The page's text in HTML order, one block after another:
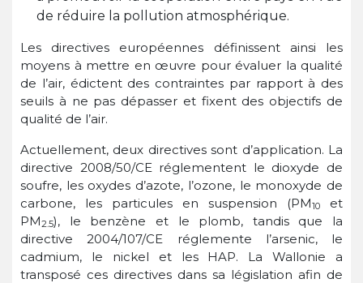
de réduire la pollution atmosphérique.
Les directives européennes définissent ainsi les
moyens à mettre en œuvre pour évaluer la qualité
de l’air, édictent des contraintes par rapport à des
seuils à ne pas dépasser et fixent des objectifs de
qualité de l’air.
Actuellement, deux directives sont d’application. La
directive 2008/50/CE réglementent le dioxyde de
soufre, les oxydes d’azote, l’ozone, le monoxyde de
carbone, les particules en suspension (PM10
et
PM2.5), le benzène et le plomb, tandis que la
directive 2004/107/CE réglemente l’arsenic, le
cadmium, le nickel et les HAP. La Wallonie a
transposé ces directives dans sa législation afin de